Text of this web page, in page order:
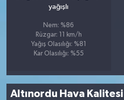
yağışlı
Nem: %86
Rüzgar: 11 km/h
Yağış Olasılığı: %81
Kar Olasılığı: %55
Altınordu Hava Kalitesi